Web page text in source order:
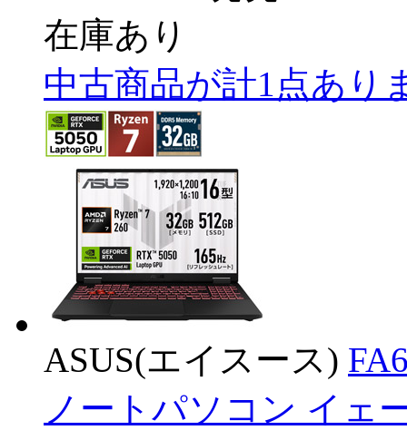
在庫あり
中古商品が計1点あり
ASUS(エイスース)
ノートパソコン イェ